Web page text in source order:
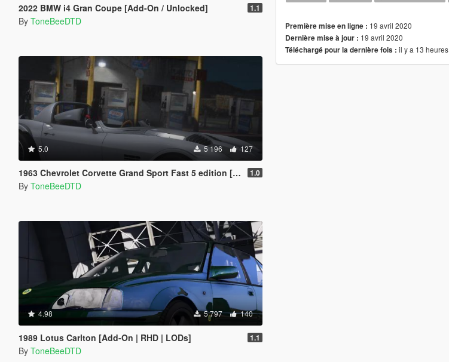
2022 BMW i4 Gran Coupe [Add-On / Unlocked] 1.1
By ToneBeeDTD
5.0 5 196 127
1963 Chevrolet Corvette Grand Sport Fast 5 edition [Add-On] 1.0
By ToneBeeDTD
4.98 5 797 140
1989 Lotus Carlton [Add-On | RHD | LODs] 1.1
By ToneBeeDTD
Première mise en ligne : 19 avril 2020
Dernière mise à jour : 19 avril 2020
Téléchargé pour la dernière fois : il y a 13 heures